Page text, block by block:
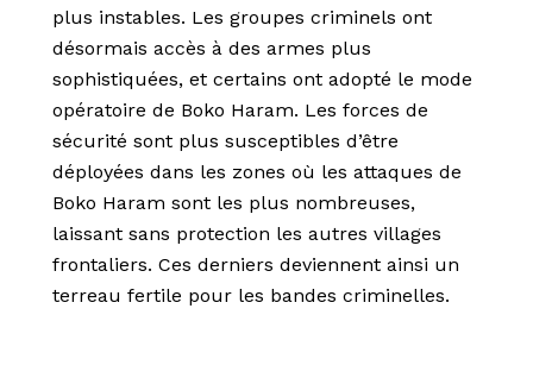
plus instables. Les groupes criminels ont
désormais accès à des armes plus
sophistiquées, et certains ont adopté le mode
opératoire de Boko Haram. Les forces de
sécurité sont plus susceptibles d’être
déployées dans les zones où les attaques de
Boko Haram sont les plus nombreuses,
laissant sans protection les autres villages
frontaliers. Ces derniers deviennent ainsi un
terreau fertile pour les bandes criminelles.